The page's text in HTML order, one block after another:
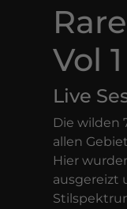
Vol 1
Live
Die wilden
allen
Hier
ausgereizt